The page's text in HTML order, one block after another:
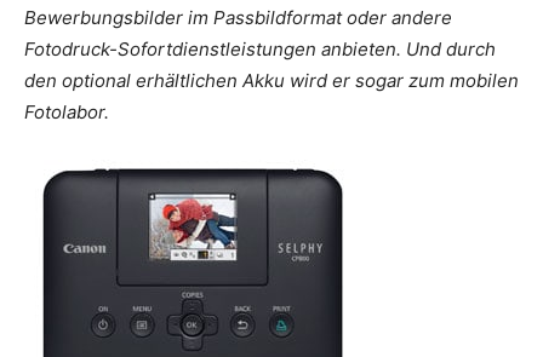
Bewerbungsbilder im Passbildformat oder andere
Fotodruck-Sofortdienstleistungen anbieten. Und durch
den optional erhältlichen Akku wird er sogar zum mobilen
Fotolabor.